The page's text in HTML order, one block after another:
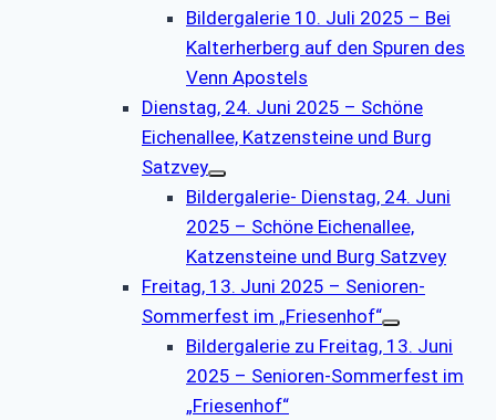
Bildergalerie 10. Juli 2025 – Bei
Kalterherberg auf den Spuren des
Venn Apostels
Dienstag, 24. Juni 2025 – Schöne
Eichenallee, Katzensteine und Burg
Satzvey
Bildergalerie- Dienstag, 24. Juni
2025 – Schöne Eichenallee,
Katzensteine und Burg Satzvey
Freitag, 13. Juni 2025 – Senioren-
Sommerfest im „Friesenhof“
Bildergalerie zu Freitag, 13. Juni
2025 – Senioren-Sommerfest im
„Friesenhof“